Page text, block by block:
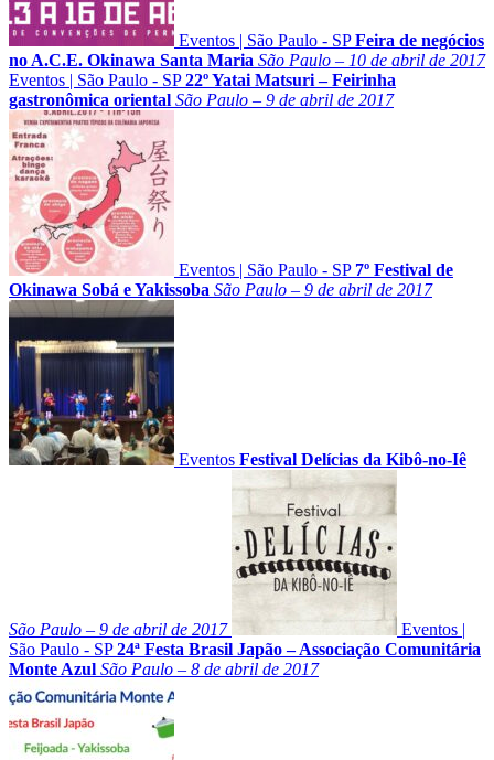
Eventos | São Paulo - SP Feira de negócios
no A.C.E. Okinawa Santa Maria São Paulo – 10 de abril de 2017
Eventos | São Paulo - SP 22º Yatai Matsuri – Feirinha
gastronômica oriental São Paulo – 9 de abril de 2017
Eventos | São Paulo - SP 7º Festival de
Okinawa Sobá e Yakissoba São Paulo – 9 de abril de 2017
Eventos Festival Delícias da Kibô-no-Iê
São Paulo – 9 de abril de 2017 Eventos |
São Paulo - SP 24ª Festa Brasil Japão – Associação Comunitária
Monte Azul São Paulo – 8 de abril de 2017